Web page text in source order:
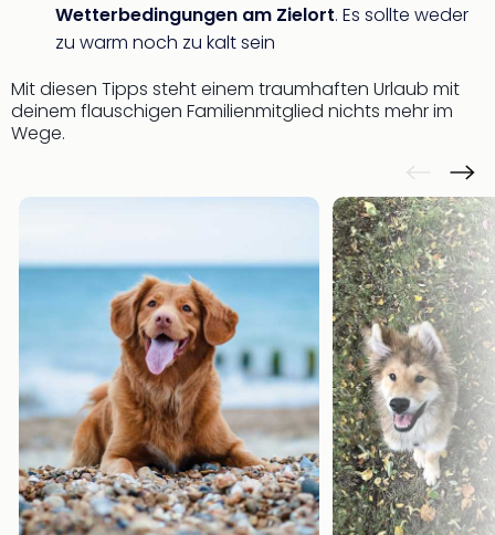
Wetterbedingungen am Zielort. Es sollte weder
zu warm noch zu kalt sein
Mit diesen Tipps steht einem traumhaften Urlaub mit
deinem flauschigen Familienmitglied nichts mehr im
Wege.